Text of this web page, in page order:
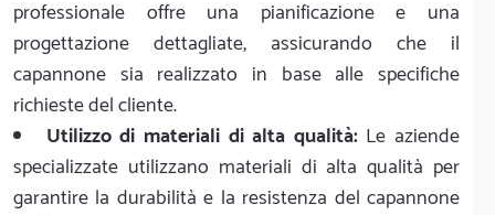
professionale offre una pianificazione e una
progettazione dettagliate, assicurando che il
capannone sia realizzato in base alle specifiche
richieste del cliente.
Utilizzo di materiali di alta qualità:Le aziende
specializzate utilizzano materiali di alta qualità per
garantire la durabilità e la resistenza del capannone